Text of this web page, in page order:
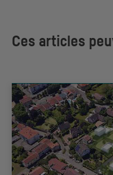
Ces articles